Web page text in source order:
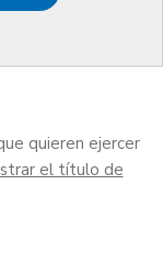
quieren ejercer
el título de